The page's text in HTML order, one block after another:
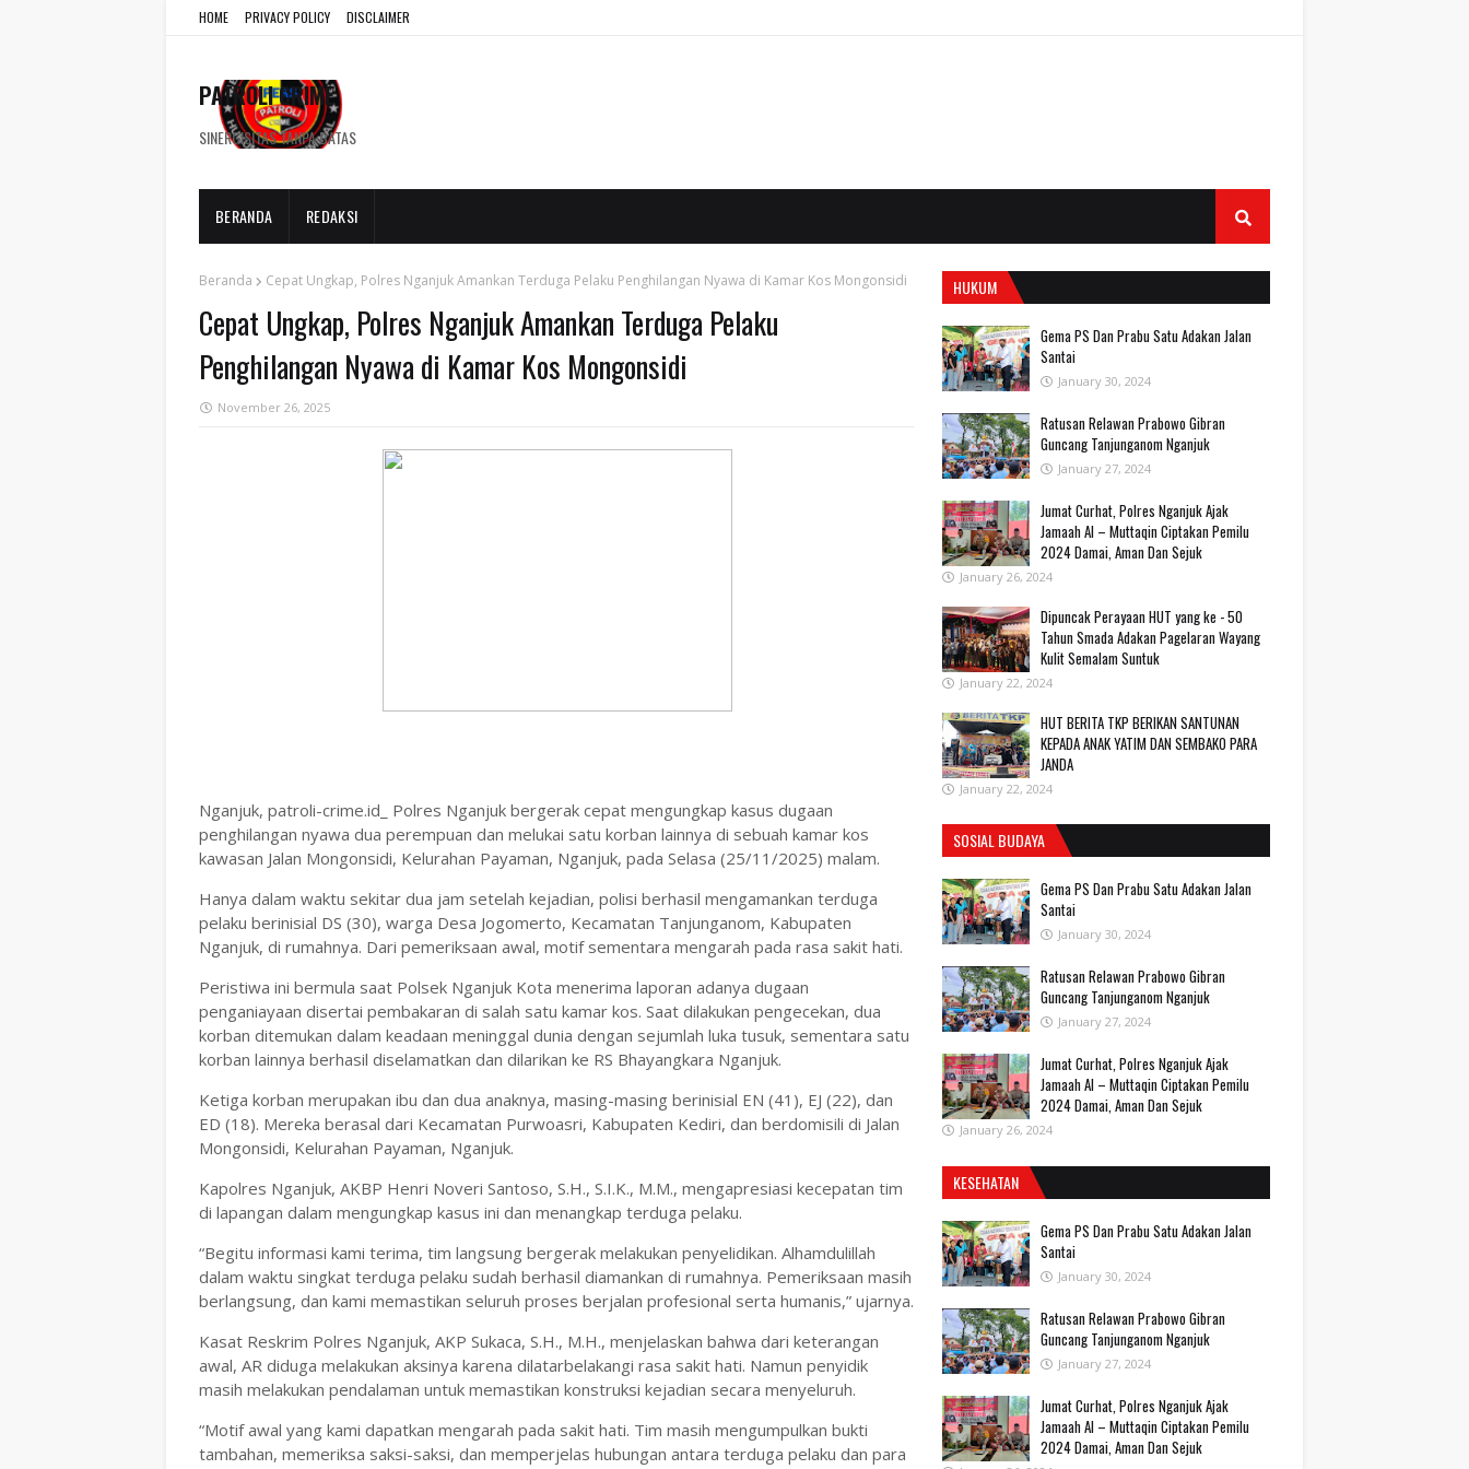
HOME PRIVACY POLICY DISCLAIMER
PATROLI CRIME
SINERGISITAS TANPA BATAS
BERANDA REDAKSI
Beranda Cepat Ungkap, Polres Nganjuk Amankan Terduga Pelaku Penghilangan Nyawa di Kamar Kos Mongonsidi
Cepat Ungkap, Polres Nganjuk Amankan Terduga Pelaku
Penghilangan Nyawa di Kamar Kos Mongonsidi
November 26, 2025
Nganjuk, patroli-crime.id_ Polres Nganjuk bergerak cepat mengungkap kasus dugaan
penghilangan nyawa dua perempuan dan melukai satu korban lainnya di sebuah kamar kos
kawasan Jalan Mongonsidi, Kelurahan Payaman, Nganjuk, pada Selasa (25/11/2025) malam.
Hanya dalam waktu sekitar dua jam setelah kejadian, polisi berhasil mengamankan terduga
pelaku berinisial DS (30), warga Desa Jogomerto, Kecamatan Tanjunganom, Kabupaten
Nganjuk, di rumahnya. Dari pemeriksaan awal, motif sementara mengarah pada rasa sakit hati.
Peristiwa ini bermula saat Polsek Nganjuk Kota menerima laporan adanya dugaan
penganiayaan disertai pembakaran di salah satu kamar kos. Saat dilakukan pengecekan, dua
korban ditemukan dalam keadaan meninggal dunia dengan sejumlah luka tusuk, sementara satu
korban lainnya berhasil diselamatkan dan dilarikan ke RS Bhayangkara Nganjuk.
Ketiga korban merupakan ibu dan dua anaknya, masing-masing berinisial EN (41), EJ (22), dan
ED (18). Mereka berasal dari Kecamatan Purwoasri, Kabupaten Kediri, dan berdomisili di Jalan
Mongonsidi, Kelurahan Payaman, Nganjuk.
Kapolres Nganjuk, AKBP Henri Noveri Santoso, S.H., S.I.K., M.M., mengapresiasi kecepatan tim
di lapangan dalam mengungkap kasus ini dan menangkap terduga pelaku.
“Begitu informasi kami terima, tim langsung bergerak melakukan penyelidikan. Alhamdulillah
dalam waktu singkat terduga pelaku sudah berhasil diamankan di rumahnya. Pemeriksaan masih
berlangsung, dan kami memastikan seluruh proses berjalan profesional serta humanis,” ujarnya.
Kasat Reskrim Polres Nganjuk, AKP Sukaca, S.H., M.H., menjelaskan bahwa dari keterangan
awal, AR diduga melakukan aksinya karena dilatarbelakangi rasa sakit hati. Namun penyidik
masih melakukan pendalaman untuk memastikan konstruksi kejadian secara menyeluruh.
“Motif awal yang kami dapatkan mengarah pada sakit hati. Tim masih mengumpulkan bukti
tambahan, memeriksa saksi-saksi, dan memperjelas hubungan antara terduga pelaku dan para
HUKUM
Gema PS Dan Prabu Satu Adakan Jalan
Santai
January 30, 2024
Ratusan Relawan Prabowo Gibran
Guncang Tanjunganom Nganjuk
January 27, 2024
Jumat Curhat, Polres Nganjuk Ajak
Jamaah Al – Muttaqin Ciptakan Pemilu
2024 Damai, Aman Dan Sejuk
January 26, 2024
Dipuncak Perayaan HUT yang ke - 50
Tahun Smada Adakan Pagelaran Wayang
Kulit Semalam Suntuk
January 22, 2024
HUT BERITA TKP BERIKAN SANTUNAN
KEPADA ANAK YATIM DAN SEMBAKO PARA
JANDA
January 22, 2024
SOSIAL BUDAYA
Gema PS Dan Prabu Satu Adakan Jalan
Santai
January 30, 2024
Ratusan Relawan Prabowo Gibran
Guncang Tanjunganom Nganjuk
January 27, 2024
Jumat Curhat, Polres Nganjuk Ajak
Jamaah Al – Muttaqin Ciptakan Pemilu
2024 Damai, Aman Dan Sejuk
January 26, 2024
KESEHATAN
Gema PS Dan Prabu Satu Adakan Jalan
Santai
January 30, 2024
Ratusan Relawan Prabowo Gibran
Guncang Tanjunganom Nganjuk
January 27, 2024
Jumat Curhat, Polres Nganjuk Ajak
Jamaah Al – Muttaqin Ciptakan Pemilu
2024 Damai, Aman Dan Sejuk